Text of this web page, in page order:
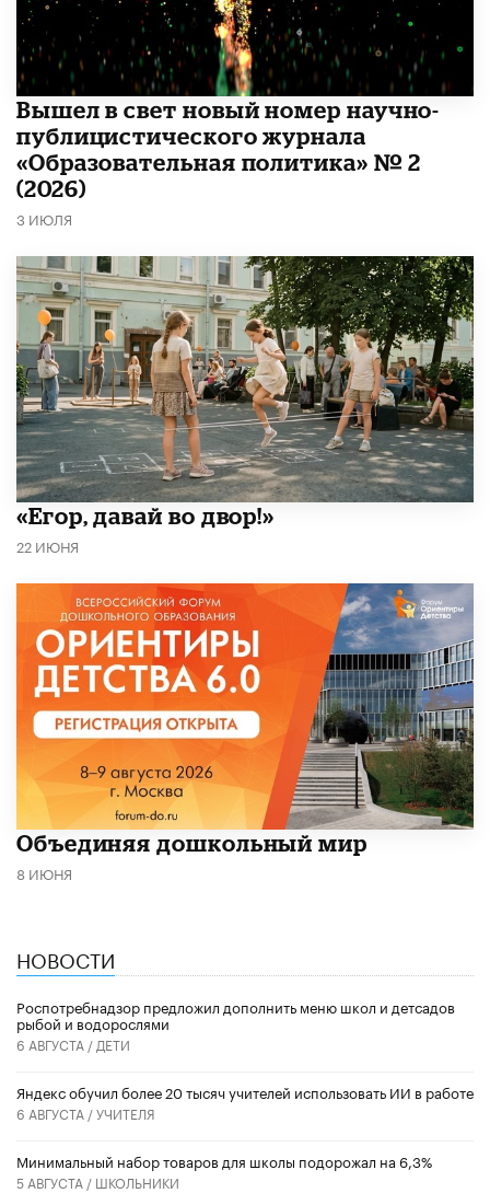
Вышел в свет новый номер научно-
публицистического журнала
«Образовательная политика» № 2
(2026)
3 ИЮЛЯ
«Егор, давай во двор!»
22 ИЮНЯ
​Объединяя дошкольный мир
8 ИЮНЯ
НОВОСТИ
Роспотребнадзор предложил дополнить меню школ и детсадов
рыбой и водорослями
6 АВГУСТА / ДЕТИ
​Яндекс обучил более 20 тысяч учителей использовать ИИ в работе
6 АВГУСТА /УЧИТЕЛЯ
Минимальный набор товаров для школы подорожал на 6,3%
5 АВГУСТА / ШКОЛЬНИКИ